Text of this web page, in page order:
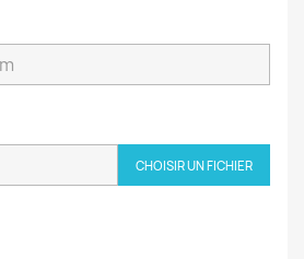
CHOISIR UN FICHIER